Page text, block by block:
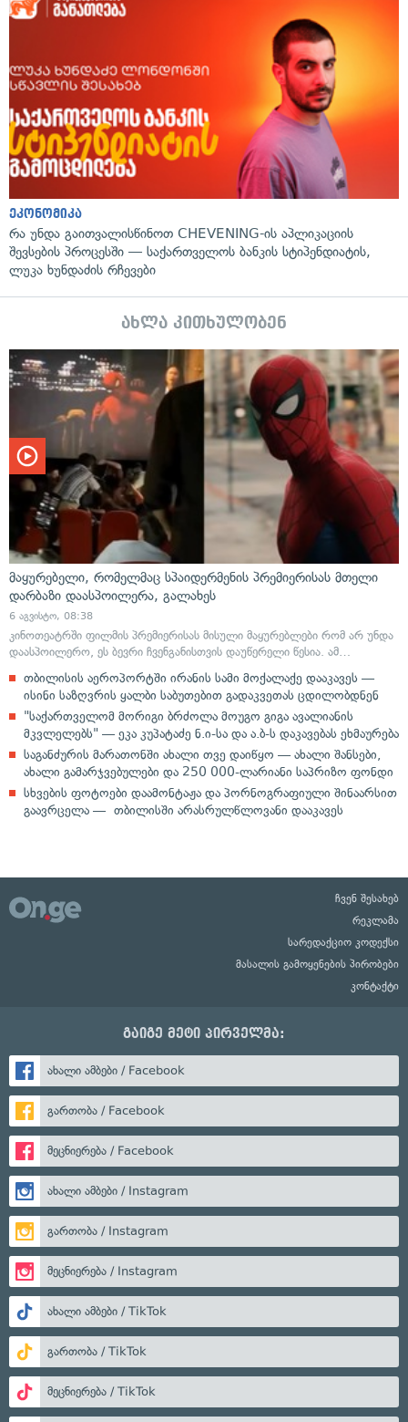
ეკონომიკა
რა უნდა გაითვალისწინოთ CHEVENING-ის აპლიკაციის
შევსების პროცესში — საქართველოს ბანკის სტიპენდიატის,
ლუკა ხუნდაძის რჩევები
ახლა კითხულობენ
მაყურებელი, რომელმაც სპაიდერმენის პრემიერისას მთელი
დარბაზი დაასპოილერა, გალახეს
6 აგვისტო, 08:38
კინოთეატრში ფილმის პრემიერისას მისული მაყურებლები რომ არ უნდა
დაასპოილერო, ეს ბევრი ჩვენგანისთვის დაუწერელი წესია. ამ…
თბილისის აეროპორტში ირანის სამი მოქალაქე დააკავეს —
ისინი საზღვრის ყალბი საბუთებით გადაკვეთას ცდილობდნენ
"საქართველომ მორიგი ბრძოლა მოუგო გიგა ავალიანის
მკვლელებს" — ეკა კუპატაძე ნ.ი-სა და ა.ბ-ს დაკავებას ეხმაურება
საგანძურის მარათონში ახალი თვე დაიწყო — ახალი შანსები,
ახალი გამარჯვებულები და 250 000-ლარიანი საპრიზო ფონდი
სხვების ფოტოები დაამონტაჟა და პორნოგრაფიული შინაარსით
გაავრცელა — თბილისში არასრულწლოვანი დააკავეს
ჩვენ შესახებ
რეკლამა
სარედაქციო კოდექსი
მასალის გამოყენების პირობები
კონტაქტი
გაიგე მეტი პირველმა:
ახალი ამბები / Facebook
გართობა / Facebook
მეცნიერება / Facebook
ახალი ამბები / Instagram
გართობა / Instagram
მეცნიერება / Instagram
ახალი ამბები / TikTok
გართობა / TikTok
მეცნიერება / TikTok